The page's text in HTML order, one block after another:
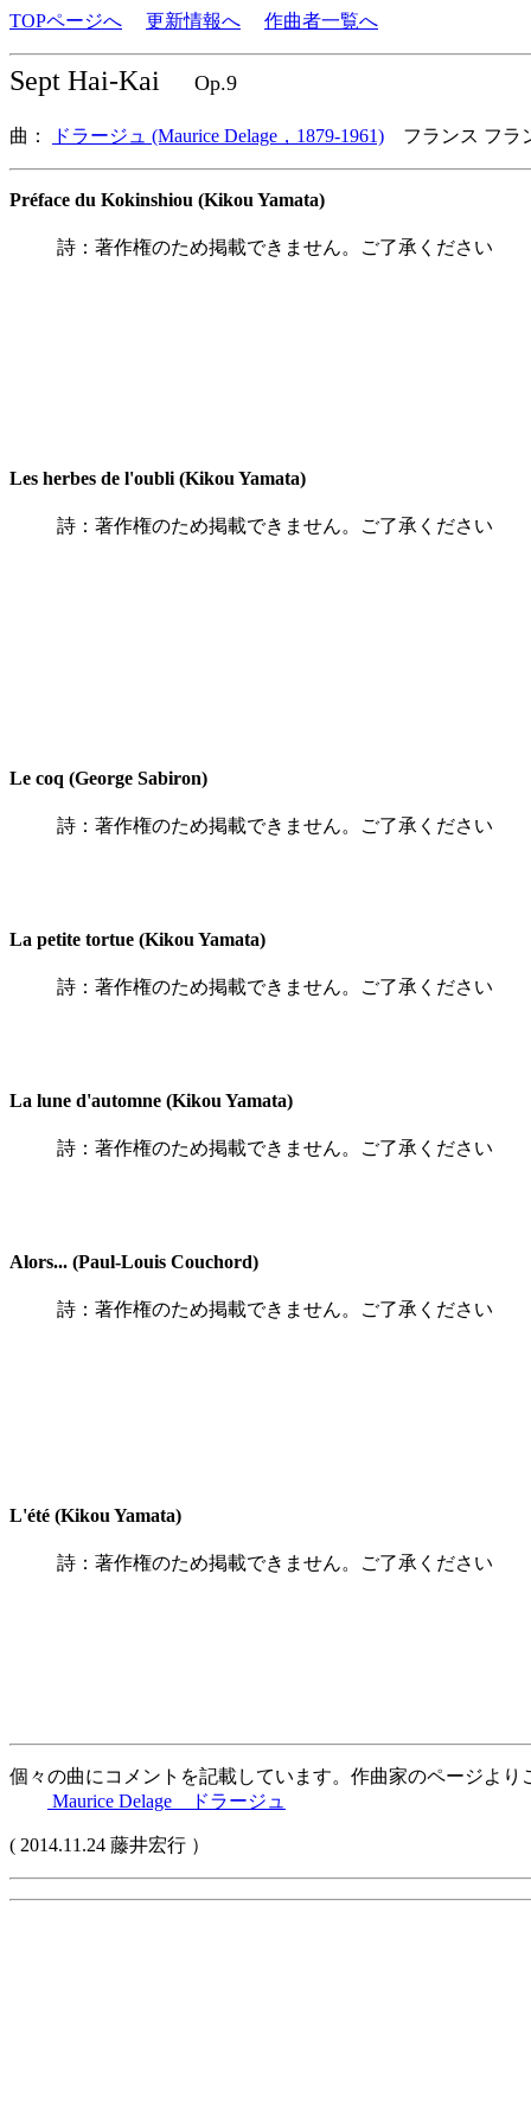
TOPページへ 更新情報へ 作曲者一覧へ
Sept Hai-Kai Op.9
曲： ドラージュ (Maurice Delage，1879-1961) フランス フラ
Préface du Kokinshiou (Kikou Yamata)
詩：著作権のため掲載できません。ご了承ください
Les herbes de l'oubli (Kikou Yamata)
詩：著作権のため掲載できません。ご了承ください
Le coq (George Sabiron)
詩：著作権のため掲載できません。ご了承ください
La petite tortue (Kikou Yamata)
詩：著作権のため掲載できません。ご了承ください
La lune d'automne (Kikou Yamata)
詩：著作権のため掲載できません。ご了承ください
Alors... (Paul-Louis Couchord)
詩：著作権のため掲載できません。ご了承ください
L'été (Kikou Yamata)
詩：著作権のため掲載できません。ご了承ください
個々の曲にコメントを記載しています。作曲家のページより
Maurice Delage ドラージュ
( 2014.11.24 藤井宏行 ）